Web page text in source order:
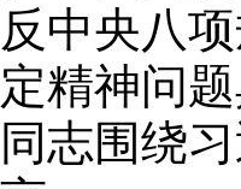
中央八
精神问
志围绕